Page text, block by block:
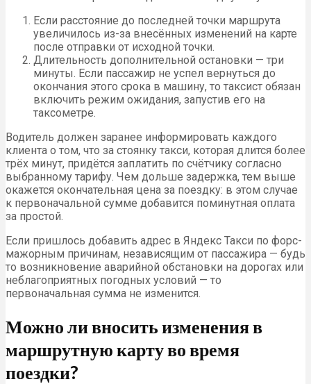
Если расстояние до последней точки маршрута
увеличилось из-за внесённых изменений на карте
после отправки от исходной точки.
Длительность дополнительной остановки — три
минуты. Если пассажир не успел вернуться до
окончания этого срока в машину, то таксист обязан
включить режим ожидания, запустив его на
таксометре.
Водитель должен заранее информировать каждого
клиента о том, что за стоянку такси, которая длится более
трёх минут, придётся заплатить по счётчику согласно
выбранному тарифу. Чем дольше задержка, тем выше
окажется окончательная цена за поездку: в этом случае
к первоначальной сумме добавится поминутная оплата
за простой.
Если пришлось добавить адрес в Яндекс Такси по форс-
мажорным причинам, независящим от пассажира — будь
то возникновение аварийной обстановки на дорогах или
неблагоприятных погодных условий — то
первоначальная сумма не изменится.
Можно ли вносить изменения в
маршрутную карту во время
поездки?